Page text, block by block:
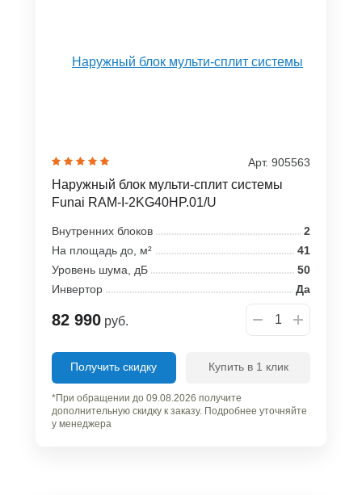
Арт. 905563
Наружный блок мульти-сплит системы
Funai RAM-I-2KG40HP.01/U
Внутренних блоков
2
На площадь до, м²
41
Уровень шума, дБ
50
Инвертор
Да
82 990 руб.
Получить скидку Купить в 1 клик
*При обращении до 09.08.2026 получите
дополнительную скидку к заказу. Подробнее уточняйте
у менеджера